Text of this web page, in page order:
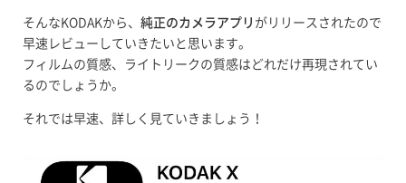
そんなKODAKから、 純正のカメラアプリ がリリースされたので
早速レビューしていきたいと思います。
フィルムの質感、ライトリークの質感はどれだけ再現されてい
るのでしょうか。
それでは早速、詳しく見ていきましょう！